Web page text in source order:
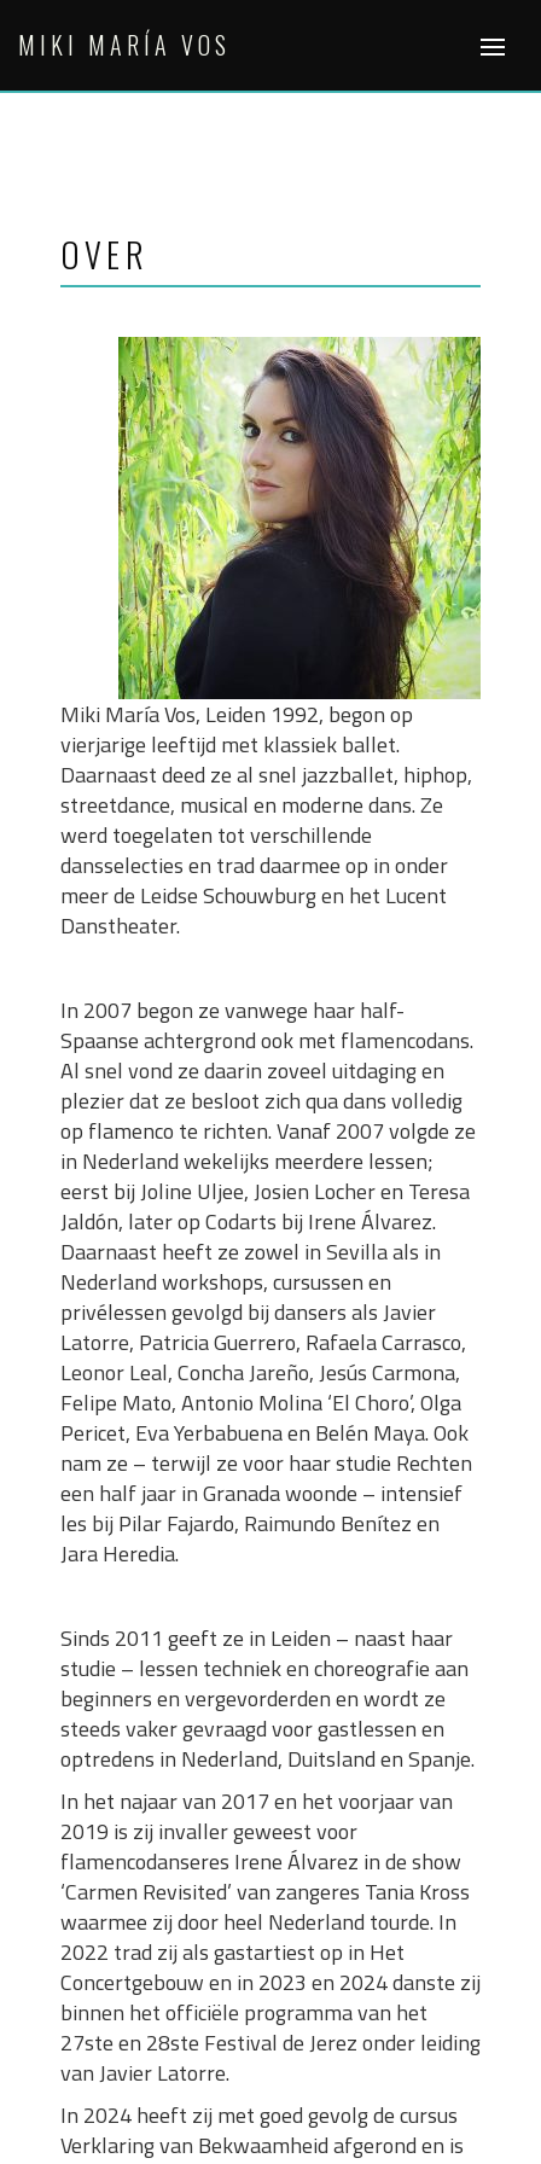
MIKI MARÍA VOS
OVER
Miki María Vos, Leiden 1992, begon op
vierjarige leeftijd met klassiek ballet.
Daarnaast deed ze al snel jazzballet, hiphop,
streetdance, musical en moderne dans. Ze
werd toegelaten tot verschillende
dansselecties en trad daarmee op in onder
meer de Leidse Schouwburg en het Lucent
Danstheater.
In 2007 begon ze vanwege haar half-
Spaanse achtergrond ook met flamencodans.
Al snel vond ze daarin zoveel uitdaging en
plezier dat ze besloot zich qua dans volledig
op flamenco te richten. Vanaf 2007 volgde ze
in Nederland wekelijks meerdere lessen;
eerst bij Joline Uljee, Josien Locher en Teresa
Jaldón, later op Codarts bij Irene Álvarez.
Daarnaast heeft ze zowel in Sevilla als in
Nederland workshops, cursussen en
privélessen gevolgd bij dansers als Javier
Latorre, Patricia Guerrero, Rafaela Carrasco,
Leonor Leal, Concha Jareño, Jesús Carmona,
Felipe Mato, Antonio Molina ‘El Choro’, Olga
Pericet, Eva Yerbabuena en Belén Maya. Ook
nam ze – terwijl ze voor haar studie Rechten
een half jaar in Granada woonde – intensief
les bij Pilar Fajardo, Raimundo Benítez en
Jara Heredia.
Sinds 2011 geeft ze in Leiden – naast haar
studie – lessen techniek en choreografie aan
beginners en vergevorderden en wordt ze
steeds vaker gevraagd voor gastlessen en
optredens in Nederland, Duitsland en Spanje.
In het najaar van 2017 en het voorjaar van
2019 is zij invaller geweest voor
flamencodanseres Irene Álvarez in de show
‘Carmen Revisited’ van zangeres Tania Kross
waarmee zij door heel Nederland tourde. In
2022 trad zij als gastartiest op in Het
Concertgebouw en in 2023 en 2024 danste zij
binnen het officiële programma van het
27ste en 28ste Festival de Jerez onder leiding
van Javier Latorre.
In 2024 heeft zij met goed gevolg de cursus
Verklaring van Bekwaamheid afgerond en is